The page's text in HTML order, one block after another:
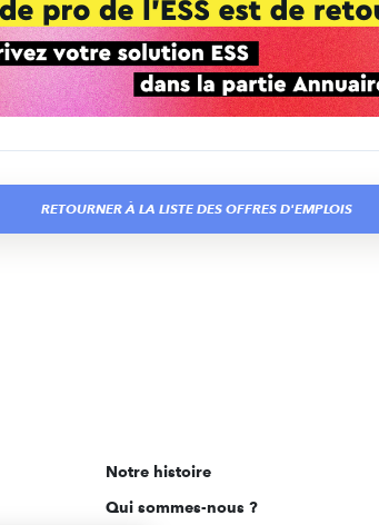
RETOURNER À LA LISTE DES OFFRES D'EMPLOIS
Notre histoire
Qui sommes-nous ?